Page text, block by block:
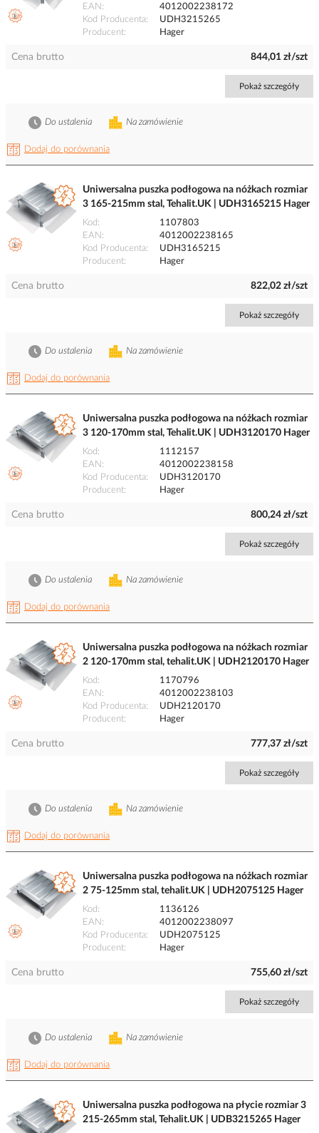
EAN
4012002238172
Kod Producenta
UDH3215265
Producent
Hager
Cena brutto 844,01 zł/szt
Pokaż szczegóły
Dodaj do porównania
Na zamówienie
Do ustalenia
Uniwersalna puszka podłogowa na nóżkach rozmiar
3 165-215mm stal, Tehalit.UK | UDH3165215 Hager
Kod
1107803
EAN
4012002238165
Kod Producenta
UDH3165215
Producent
Hager
Cena brutto 822,02 zł/szt
Pokaż szczegóły
Dodaj do porównania
Na zamówienie
Do ustalenia
Uniwersalna puszka podłogowa na nóżkach rozmiar
3 120-170mm stal, Tehalit.UK | UDH3120170 Hager
Kod
1112157
EAN
4012002238158
Kod Producenta
UDH3120170
Producent
Hager
Cena brutto 800,24 zł/szt
Pokaż szczegóły
Dodaj do porównania
Na zamówienie
Do ustalenia
Uniwersalna puszka podłogowa na nóżkach rozmiar
2 120-170mm stal, tehalit.UK | UDH2120170 Hager
Kod
1170796
EAN
4012002238103
Kod Producenta
UDH2120170
Producent
Hager
Cena brutto 777,37 zł/szt
Pokaż szczegóły
Dodaj do porównania
Na zamówienie
Do ustalenia
Uniwersalna puszka podłogowa na nóżkach rozmiar
2 75-125mm stal, tehalit.UK | UDH2075125 Hager
Kod
1136126
EAN
4012002238097
Kod Producenta
UDH2075125
Producent
Hager
Cena brutto 755,60 zł/szt
Pokaż szczegóły
Dodaj do porównania
Na zamówienie
Do ustalenia
Uniwersalna puszka podłogowa na płycie rozmiar 3
215-265mm stal, Tehalit.UK | UDB3215265 Hager